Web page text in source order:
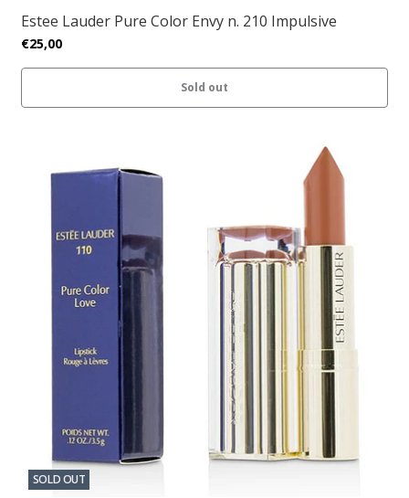
Estee Lauder Pure Color Envy n. 210 Impulsive
€25,00
Sold out
SOLD OUT